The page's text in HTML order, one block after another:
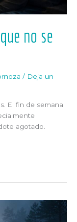
no se
/ Deja un
El fin de semana
agotado.